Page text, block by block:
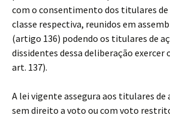
com o consentimento dos titulares de
classe respectiva, reunidos em
(artigo 136) podendo os titulares de
dissidentes dessa deliberação exercer
art. 137).
A lei vigente assegura aos titulares de
sem direito a voto ou com voto